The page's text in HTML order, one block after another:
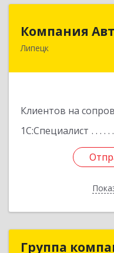
Компания
Липецк
Клиентов на
1С:Специалист
398001,
Группа
Группа